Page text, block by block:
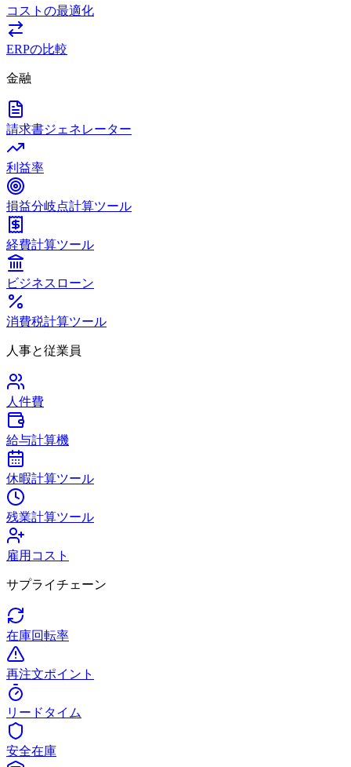
コストの最適化
ERPの比較
金融
請求書ジェネレーター
利益率
損益分岐点計算ツール
経費計算ツール
ビジネスローン
消費税計算ツール
人事と従業員
人件費
給与計算機
休暇計算ツール
残業計算ツール
雇用コスト
サプライチェーン
在庫回転率
再注文ポイント
リードタイム
安全在庫